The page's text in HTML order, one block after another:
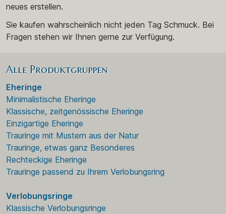
neues erstellen.
Sie kaufen wahrscheinlich nicht jeden Tag Schmuck. Bei
Fragen stehen wir Ihnen gerne zur Verfügung.
Alle Produktgruppen
Eheringe
Minimalistische Eheringe
Klassische, zeitgenössische Eheringe
Einzigartige Eheringe
Trauringe mit Mustern aus der Natur
Trauringe, etwas ganz Besonderes
Rechteckige Eheringe
Trauringe passend zu Ihrem Verlobungsring
Verlobungsringe
Klassische Verlobungsringe